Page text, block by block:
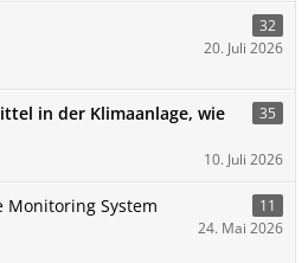
32
20. Juli 2026
in der Klimaanlage, wie
35
10. Juli 2026
Monitoring System 11
24. Mai 2026